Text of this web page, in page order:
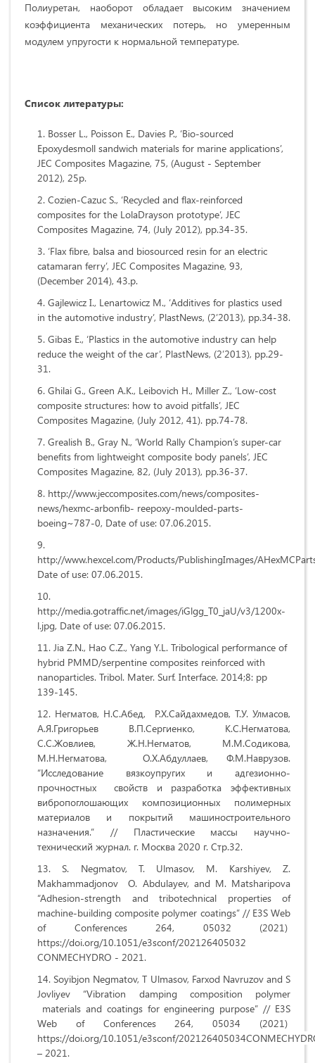
Полиуретан, наоборот обладает высоким значением
коэффициента механических потерь, но умеренным
модулем упругости к нормальной температуре.
Список литературы:
Bosser L., Poisson Е., Davies P., ‘Bio-sourced
Epoxydesmoll sandwich materials for marine applications’,
JEC Composites Magazine, 75, (August - September
2012), 25p.
Cozien-Cazuc S., ‘Recycled and flax-reinforced
composites for the LolaDrayson prototype’, JEC
Composites Magazine, 74, (July 2012), pp.34-35.
‘Flax fibre, balsa and biosourced resin for an electric
catamaran ferry’, JEC Composites Magazine, 93,
(December 2014), 43.p.
Gajlewicz I., Lenartowicz М., ‘Additives for plastics used
in the automotive industry’, PlastNews, (2’2013), pp.34-38.
Gibas E., ‘Plastics in the automotive industry can help
reduce the weight of the car’, PlastNews, (2’2013), pp.29-
31.
Ghilai G., Green A.K., Leibovich H., Miller Z., ‘Low-cost
composite structures: how to avoid pitfalls’, JEC
Composites Magazine, (July 2012, 41). pp.74-78.
Grealish В., Gray N., ‘World Rally Champion’s super-car
benefits from lightweight composite body panels’, JEC
Composites Magazine, 82, (July 2013), pp.36-37.
http://www.jeccomposites.com/news/composites-
news/hexmc-arbonfib- reepoxy-moulded-parts-
boeing~787-0, Date of use: 07.06.2015.
http://www.hexcel.com/Products/PublishingImages/
Date of use: 07.06.2015.
http://media.gotraffic.net/images/iGlgg_T0_jaU/v3/1200x-
l.jpg, Date of use: 07.06.2015.
Jia Z.N., Hao C.Z., Yang Y.L. Tribological performance of
hybrid PMMD/serpentine composites reinforced with
nanoparticles. Tribol. Mater. Surf. Interface. 2014;8: pp
139-145.
Негматов, Н.С.Абед, Р.Х.Сайдахмедов, Т.У. Улмасов,
А.Я.Григорьев В.П.Сергиенко, К.С.Негматова,
С.С.Жовлиев, Ж.Н.Негматов, М.М.Содикова,
М.Н.Негматова, О.Х.Абдуллаев, Ф.М.Наврузов.
“Исследование вязкоупругих и адгезионно-
прочностных свойств и разработка эффективных
вибропоглошающих композиционных полимерных
материалов и покрытий машиностроительного
назначения.” // Пластические массы научно-
технический журнал. г. Москва 2020 г. Стр.32.
S. Negmatov, T. Ulmasov, M. Karshiyev, Z.
Makhammadjonov O. Abdulayev, and M. Matsharipova
“Adhesion-strength and tribotechnical properties of
machine-building composite polymer coatings” // E3S Web
of Conferences 264, 05032 (2021)
https://doi.org/10.1051/e3sconf/202126405032
CONMECHYDRO - 2021.
Soyibjon Negmatov, T Ulmasov, Farxod Navruzov and S
Jovliyev “Vibration damping composition polymer
materials and coatings for engineering purpose” // E3S
Web of Conferences 264, 05034 (2021)
https://doi.org/10.1051/e3sconf/
– 2021.